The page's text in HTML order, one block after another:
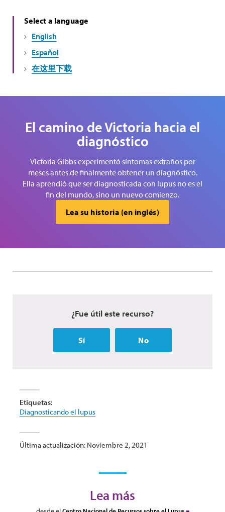
Select a language
English
Español
在这里下载
El camino de Victoria hacia el
diagnóstico
Victoria Gibbs experimentó síntomas extraños por
meses antes de finalmente obtener un diagnóstico.
Ella aprendió que ser diagnosticada con lupus no es el
fin del mundo, sino un nuevo comienzo.
Lea su historia (en inglés)
¿Fue útil este recurso?
Sí No
Etiquetas:
Diagnosticando el lupus
Última actualización: Noviembre 2, 2021
Lea más